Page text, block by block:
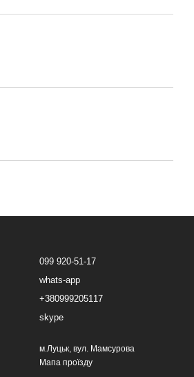
099 920-51-17
whats-app
+380999205117
skype
м.Луцьк, вул. Мамсурова
Мапа проїзду